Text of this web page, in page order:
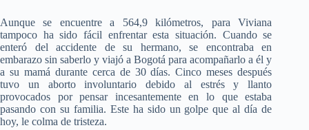
Aunque se encuentre a 564,9 kilómetros, para Viviana
tampoco ha sido fácil enfrentar esta situación. Cuando se
enteró del accidente de su hermano, se encontraba en
embarazo sin saberlo y viajó a Bogotá para acompañarlo a él y
a su mamá durante cerca de 30 días. Cinco meses después
tuvo un aborto involuntario debido al estrés y llanto
provocados por pensar incesantemente en lo que estaba
pasando con su familia. Este ha sido un golpe que al día de
hoy, le colma de tristeza.